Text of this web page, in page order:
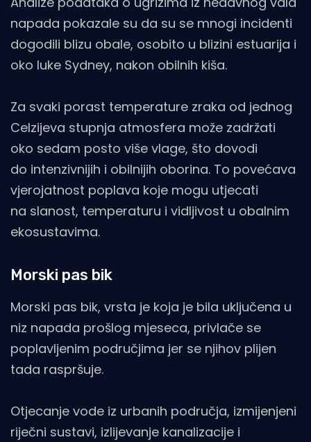
napada pokazale su da su se mnogi incidenti
dogodili blizu obale, osobito u blizini estuarija i
oko luke Sydney, nakon obilnih kiša.
Za svaki porast temperature zraka od jednog
Celzijeva stupnja atmosfera može zadržati
oko sedam posto više vlage, što dovodi
do intenzivnijih i obilnijih oborina. To povećava
vjerojatnost poplava koje mogu utjecati
na slanost, temperaturu i vidljivost u obalnim
ekosustavima.
Morski pas bik
Morski pas bik, vrsta je koja je bila uključena u
niz napada prošlog mjeseca, privlače se
poplavljenim područjima jer se njihov plijen
tada raspršuje.
Otjecanje vode iz urbanih područja, izmijenjeni
riječni sustavi, izlijevanje kanalizacije i